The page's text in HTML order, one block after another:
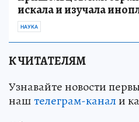
искала и изучала
НАУКА
К ЧИТАТЕЛЯМ
Узнавайте новости
наштелеграм-канали